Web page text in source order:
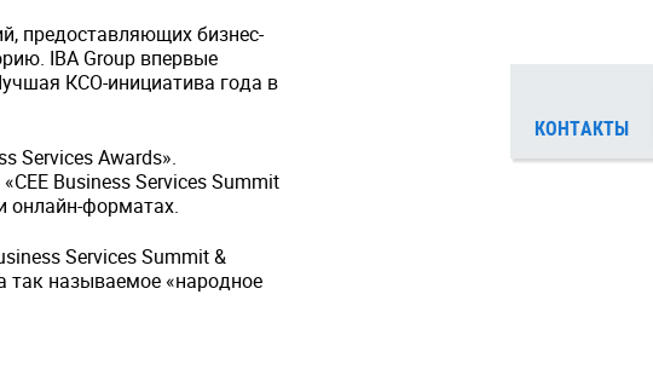
предоставляющих бизнес-
IBA Group впервые
КСО-инициатива года в
Services Awards».
Business Services Summit
онлайн-форматах.
Services Summit &
так называемое «народное
КОНТАКТЫ